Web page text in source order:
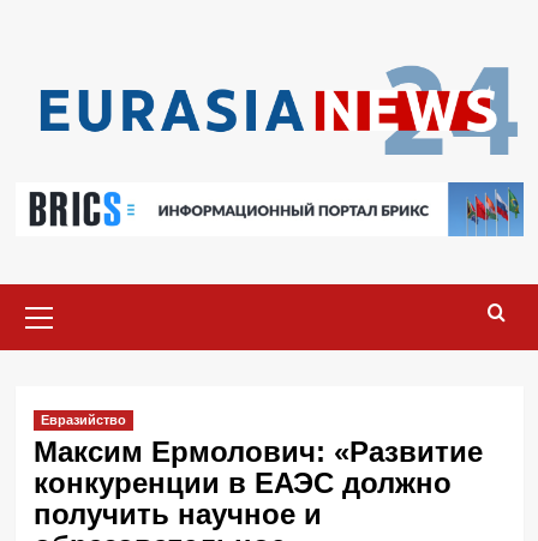
меню
Евразийство
Максим Ермолович: «Развитие
конкуренции в ЕАЭС должно
получить научное и